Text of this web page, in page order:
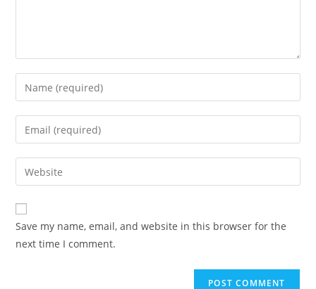
Enter
your
name
comment
Enter
your
email
address
comment
Enter
your
website
URL
(optional)
Save my name, email, and website in this browser for the
next time I comment.